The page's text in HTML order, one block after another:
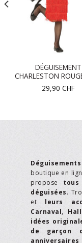
DÉGUISEMENT
CHARLESTON
29,90 CHF
boutique en
propose
déguisées.
et leurs
Carnaval,
idées
de garçon
anniversaires